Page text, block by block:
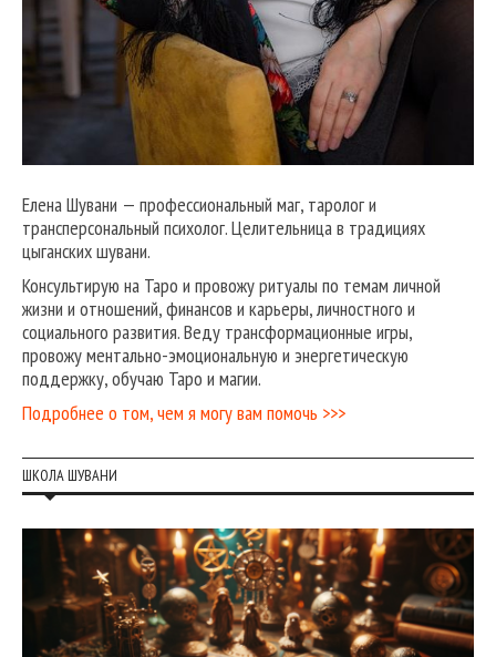
Елена Шувани — профессиональный маг, таролог и
трансперсональный психолог. Целительница в традициях
цыганских шувани.
Консультирую на Таро и провожу ритуалы по темам личной
жизни и отношений, финансов и карьеры, личностного и
социального развития. Веду трансформационные игры,
провожу ментально-эмоциональную и энергетическую
поддержку, обучаю Таро и магии.
Подробнее о том, чем я могу вам помочь >>>
ШКОЛА ШУВАНИ